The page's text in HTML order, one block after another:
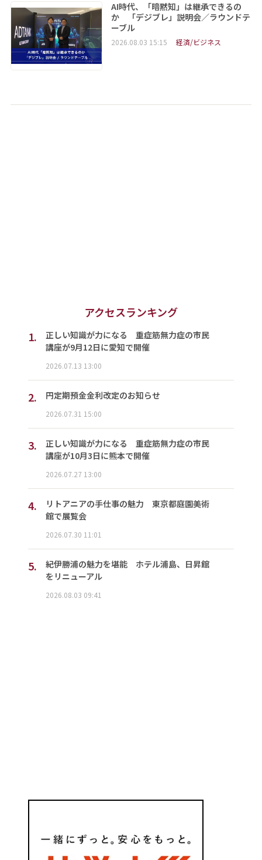
AI時代、「暗黙知」は継承できるの
か 「デジブレ」説明会／ラウンドテ
ーブル
2026.08.03 15:15 経済/ビジネス
アクセスランキング
1.
正しい知識が力になる 重症筋無力症の市民
講座が9月12日に愛知で開催
2026.07.13 13:00
2. 円定期預金金利改定のお知らせ
2026.07.31 15:00
3.
正しい知識が力になる 重症筋無力症の市民
講座が10月3日に熊本で開催
2026.07.27 13:00
4.
リトアニアの手仕事の魅力 東京都庭園美術
館で展覧会
2026.07.30 11:01
5.
紀伊勝浦の魅力を堪能 ホテル浦島、日昇館
をリニューアル
2026.08.03 09:41